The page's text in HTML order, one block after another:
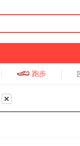
跑步